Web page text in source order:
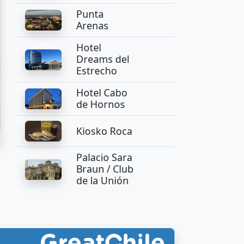
Punta
Arenas
Hotel
Dreams del
Estrecho
Hotel Cabo
de Hornos
Kiosko Roca
Palacio Sara
Braun / Club
de la Unión